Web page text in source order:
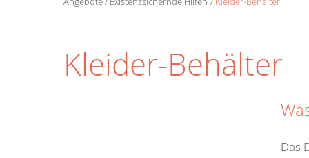
Kleider-Behälter
Das